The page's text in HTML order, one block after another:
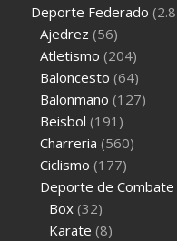
Deporte Federado
Ajedrez (56)
Atletismo (204)
Baloncesto (64)
Balonmano (127)
Beisbol (191)
Charreria (560)
Ciclismo (177)
Deporte de Combate
Box (32)
Karate (8)